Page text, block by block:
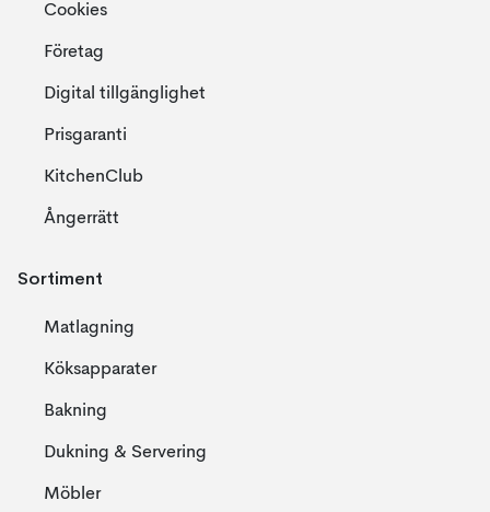
Cookies
Företag
Digital tillgänglighet
Prisgaranti
KitchenClub
Ångerrätt
Sortiment
Matlagning
Köksapparater
Bakning
Dukning & Servering
Möbler